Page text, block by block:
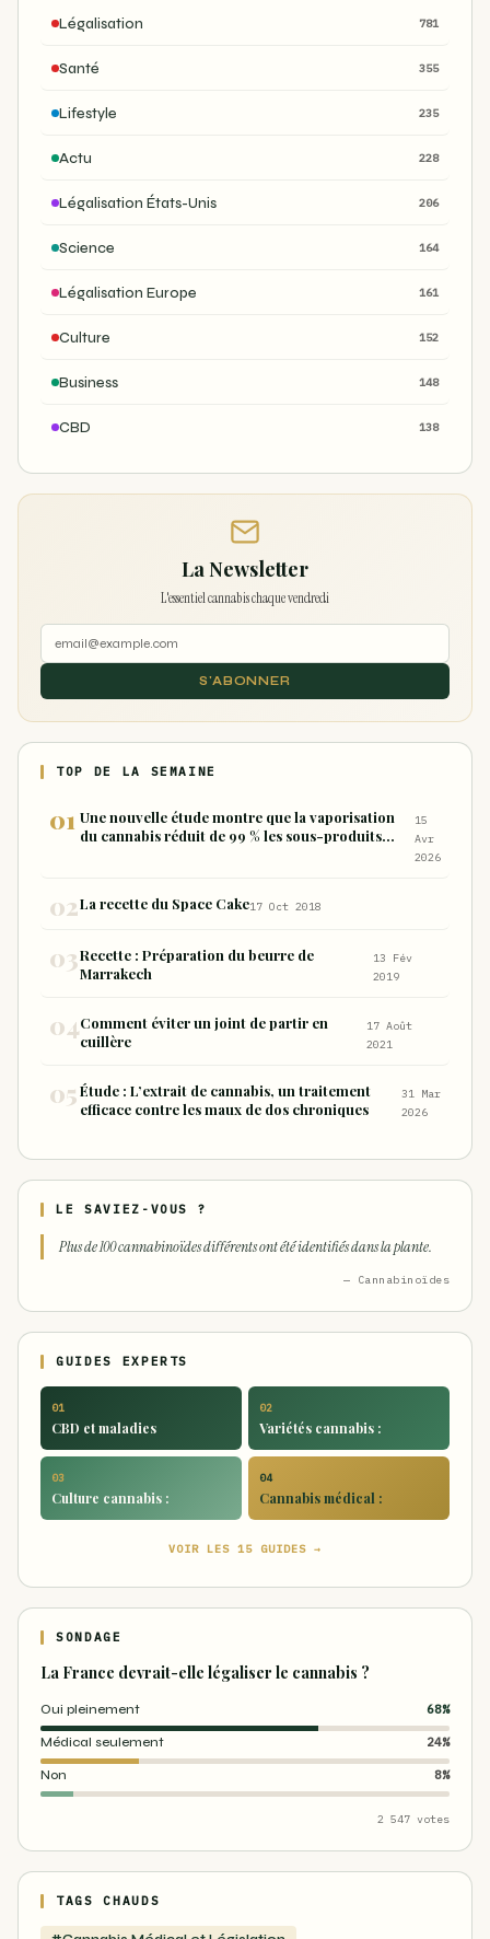
Légalisation 781
Santé 355
Lifestyle 235
Actu 228
Légalisation États-Unis 206
Science 164
Légalisation Europe 161
Culture 152
Business 148
CBD 138
La Newsletter
L'essentiel cannabis chaque vendredi
S'ABONNER
TOP DE LA SEMAINE
Une nouvelle étude montre que la vaporisation
du cannabis réduit de 99 % les sous-produits
15
Avr
2026
La recette du Space Cake17 Oct 2018
Recette : Préparation du beurre de
Marrakech
13 Fév
2019
Comment éviter un joint de partir en
cuillère
17 Août
2021
Étude : L’extrait de cannabis, un traitement
efficace contre les maux de dos chroniques
31 Mar
2026
LE SAVIEZ-VOUS ?
Plus de 100 cannabinoïdes différents ont été identifiés dans la plante.
— Cannabinoïdes
GUIDES EXPERTS
01
CBD et maladies
02
Variétés cannabis :
03
Culture cannabis :
04
Cannabis médical :
VOIR LES 15 GUIDES →
SONDAGE
La France devrait-elle légaliser le cannabis ?
Oui pleinement 68%
Médical seulement 24%
Non 8%
2 547 votes
TAGS CHAUDS